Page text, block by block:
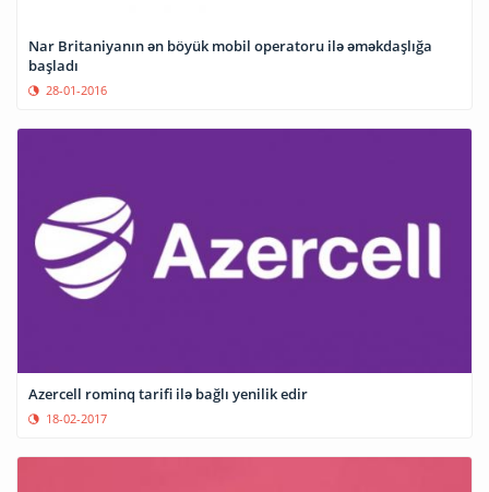
Nar Britaniyanın ən böyük mobil operatoru ilə əməkdaşlığa
başladı
28-01-2016
Azercell rominq tarifi ilə bağlı yenilik edir
18-02-2017